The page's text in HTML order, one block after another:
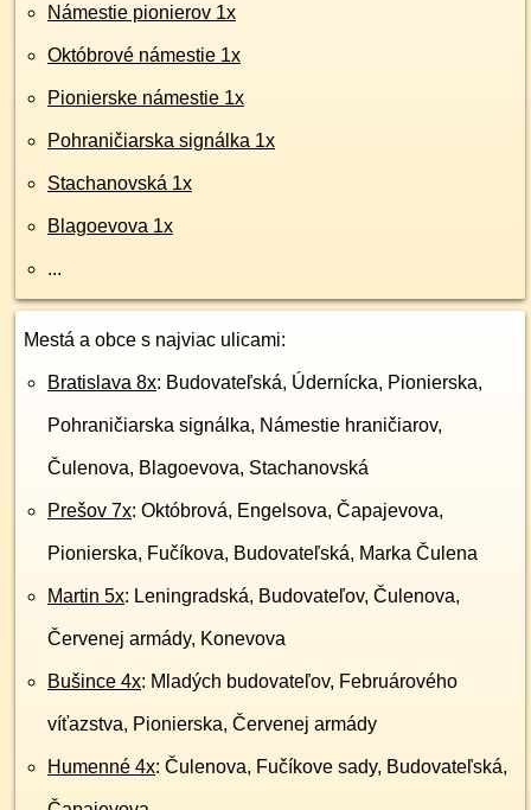
Námestie pionierov 1x
Októbrové námestie 1x
Pionierske námestie 1x
Pohraničiarska signálka 1x
Stachanovská 1x
Blagoevova 1x
...
Mestá a obce s najviac ulicami:
Bratislava 8x: Budovateľská, Údernícka, Pionierska,
Pohraničiarska signálka, Námestie hraničiarov,
Čulenova, Blagoevova, Stachanovská
Prešov 7x: Októbrová, Engelsova, Čapajevova,
Pionierska, Fučíkova, Budovateľská, Marka Čulena
Martin 5x: Leningradská, Budovateľov, Čulenova,
Červenej armády, Konevova
Bušince 4x: Mladých budovateľov, Februárového
víťazstva, Pionierska, Červenej armády
Humenné 4x: Čulenova, Fučíkove sady, Budovateľská,